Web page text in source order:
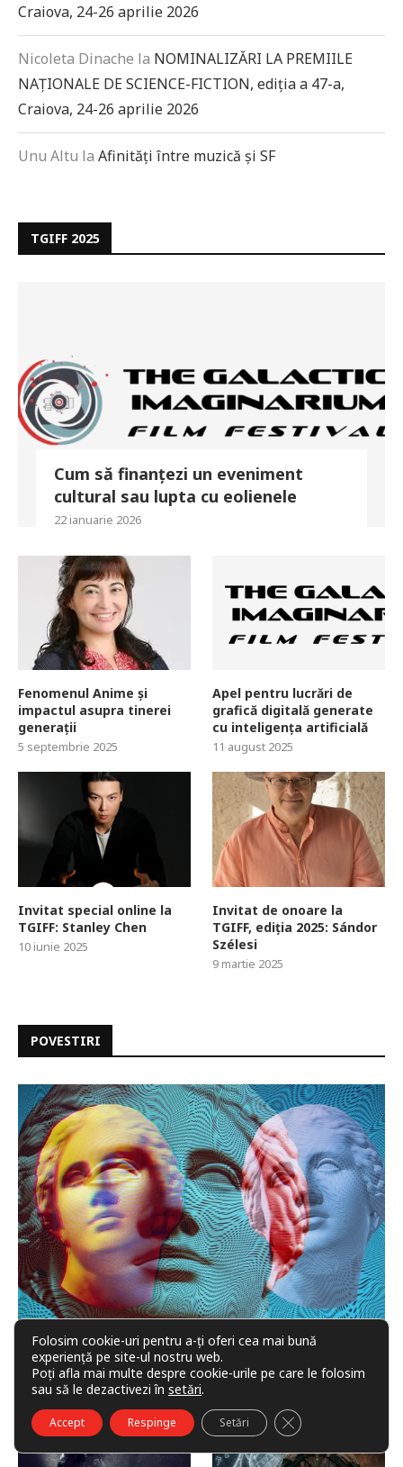
Craiova, 24-26 aprilie 2026
Nicoleta Dinache la NOMINALIZĂRI LA PREMIILE
NAȚIONALE DE SCIENCE-FICTION, ediția a 47-a,
Craiova, 24-26 aprilie 2026
Unu Altu la Afinități între muzică și SF
TGIFF 2025
Cum să finanțezi un eveniment
cultural sau lupta cu eolienele
22 ianuarie 2026
Fenomenul Anime și
impactul asupra tinerei
generații
5 septembrie 2025
Apel pentru lucrări de
grafică digitală generate
cu inteligența artificială
11 august 2025
Invitat special online la
TGIFF: Stanley Chen
10 iunie 2025
Invitat de onoare la
TGIFF, ediția 2025: Sándor
Szélesi
9 martie 2025
POVESTIRI
Efectul Penrose
Folosim cookie-uri pentru a-ți oferi cea mai bună
experiență pe site-ul nostru web.
Poți afla mai multe despre cookie-urile pe care le folosim
sau să le dezactivezi în setări.
Accept Respinge Setări CLOSE GDPR